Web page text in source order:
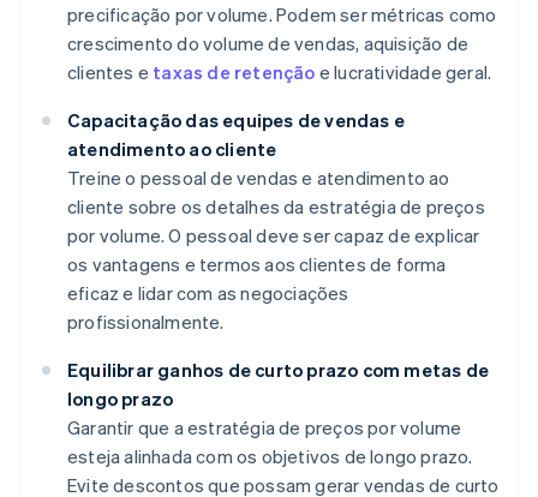
precificação por volume. Podem ser métricas como
crescimento do volume de vendas, aquisição de
clientes e taxas de retenção e lucratividade geral.
Capacitação das equipes de vendas e
atendimento ao cliente
Treine o pessoal de vendas e atendimento ao
cliente sobre os detalhes da estratégia de preços
por volume. O pessoal deve ser capaz de explicar
os vantagens e termos aos clientes de forma
eficaz e lidar com as negociações
profissionalmente.
Equilibrar ganhos de curto prazo com metas de
longo prazo
Garantir que a estratégia de preços por volume
esteja alinhada com os objetivos de longo prazo.
Evite descontos que possam gerar vendas de curto